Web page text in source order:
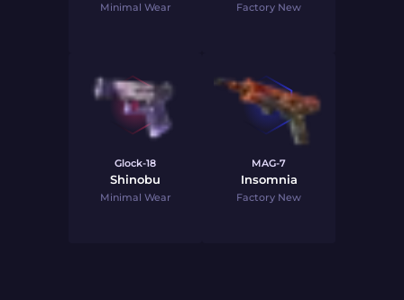
Minimal Wear Factory New
Glock-18
Shinobu
Minimal Wear
MAG-7
Insomnia
Factory New